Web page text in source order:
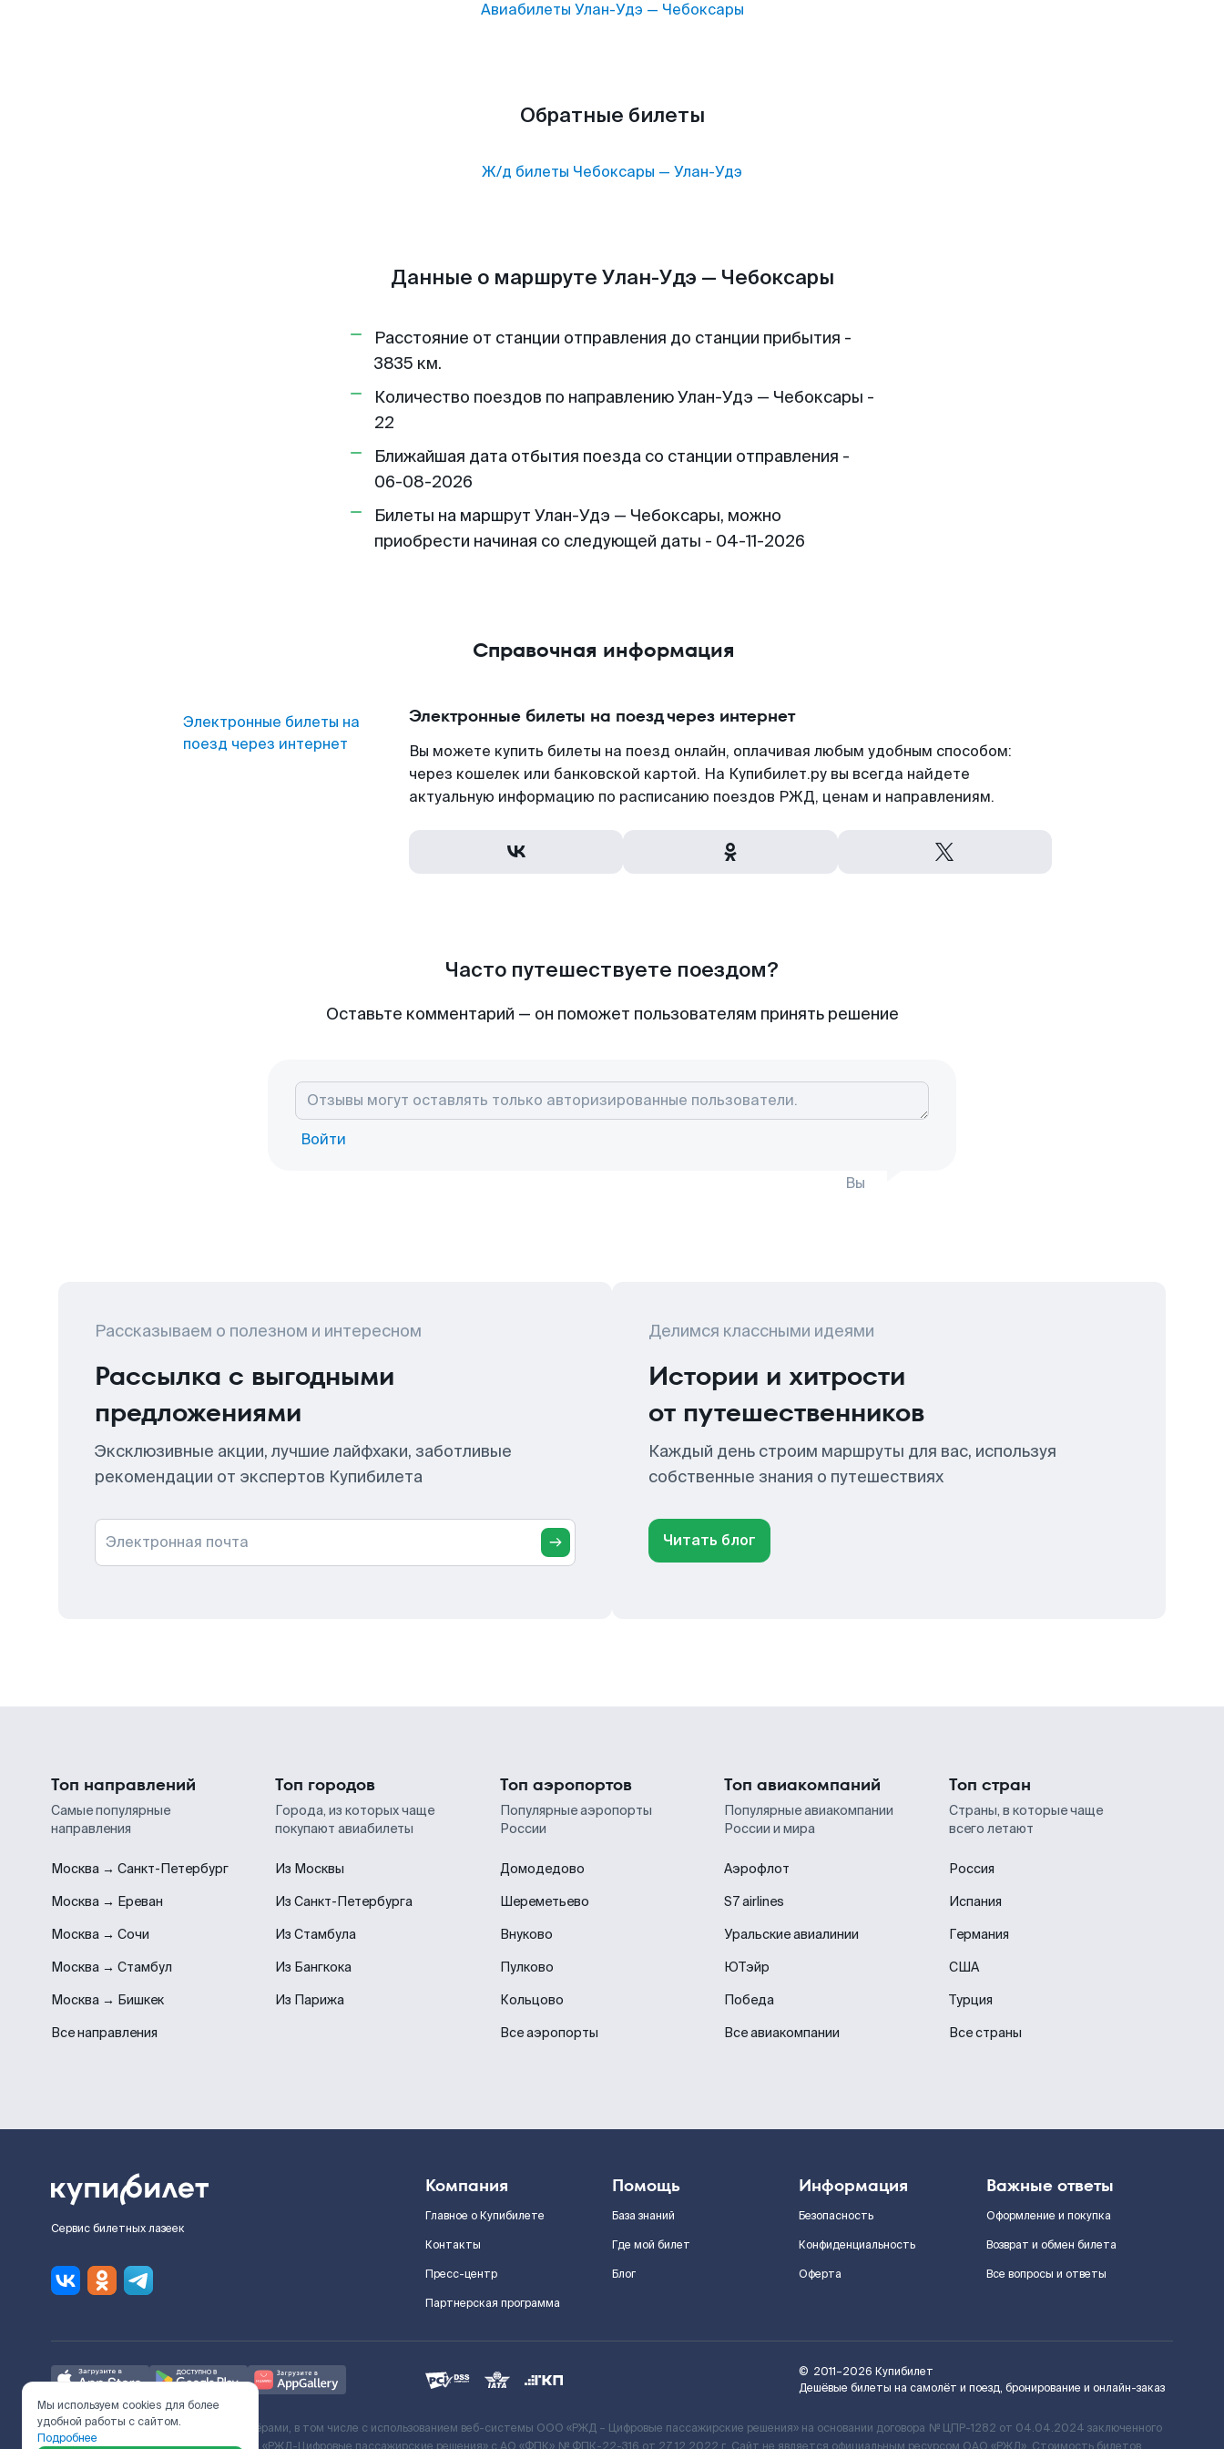
Авиабилеты Улан-Удэ — Чебоксары
Обратные билеты
Ж/д билеты Чебоксары — Улан-Удэ
Данные о маршруте Улан-Удэ — Чебоксары
Расстояние от станции отправления до станции прибытия -
3835 км.
Количество поездов по направлению Улан-Удэ — Чебоксары -
22
Ближайшая дата отбытия поезда со станции отправления -
06-08-2026
Билеты на маршрут Улан-Удэ — Чебоксары, можно
приобрести начиная со следующей даты - 04-11-2026
Справочная информация
Электронные билеты на
поезд через интернет
Электронные билеты на поезд через интернет
Вы можете купить билеты на поезд онлайн, оплачивая любым удобным способом:
через кошелек или банковской картой. На Купибилет.ру вы всегда найдете
актуальную информацию по расписанию поездов РЖД, ценам и направлениям.
Часто путешествуете поездом?
Оставьте комментарий — он поможет пользователям принять решение
Войти
Вы
Рассказываем о полезном и интересном
Рассылка с выгодными
предложениями
Эксклюзивные акции, лучшие лайфхаки, заботливые
рекомендации от экспертов Купибилета
Электронная почта
Делимся классными идеями
Истории и хитрости
от путешественников
Каждый день строим маршруты для вас, используя
собственные знания о путешествиях
Читать блог
Топ направлений
Самые популярные
направления
Москва → Санкт-Петербург
Москва → Ереван
Москва → Сочи
Москва → Стамбул
Москва → Бишкек
Все направления
Топ городов
Города, из которых чаще
покупают авиабилеты
Из Москвы
Из Санкт-Петербурга
Из Стамбула
Из Бангкока
Из Парижа
Топ аэропортов
Популярные аэропорты
России
Домодедово
Шереметьево
Внуково
Пулково
Кольцово
Все аэропорты
Топ авиакомпаний
Популярные авиакомпании
России и мира
Аэрофлот
S7 airlines
Уральские авиалинии
ЮТэйр
Победа
Все авиакомпании
Топ стран
Страны, в которые чаще
всего летают
Россия
Испания
Германия
США
Турция
Все страны
Сервис билетных лазеек
Компания
Главное о Купибилете
Контакты
Пресс-центр
Партнерская программа
Помощь
База знаний
Где мой билет
Блог
Информация
Безопасность
Конфиденциальность
Оферта
Важные ответы
Оформление и покупка
Возврат и обмен билета
Все вопросы и ответы
© 2011–2026 Купибилет
Дешёвые билеты на самолёт и поезд, бронирование и онлайн-заказ
Ж/Д билеты предоставляются партнёрами, в том числе с использованием веб-системы ООО «РЖД – Цифровые пассажирские решения» на основании договора № ЦПР-1282 от 04.04.2024 заключенного
Мы используем cookies для более
удобной работы с сайтом.
Подробнее